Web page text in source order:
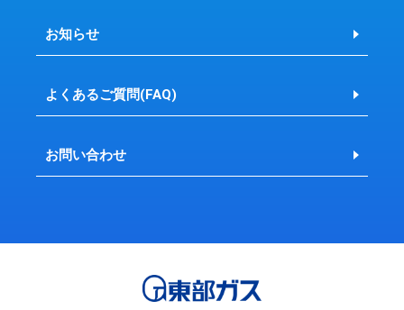
お知らせ
よくあるご質問(FAQ)
お問い合わせ